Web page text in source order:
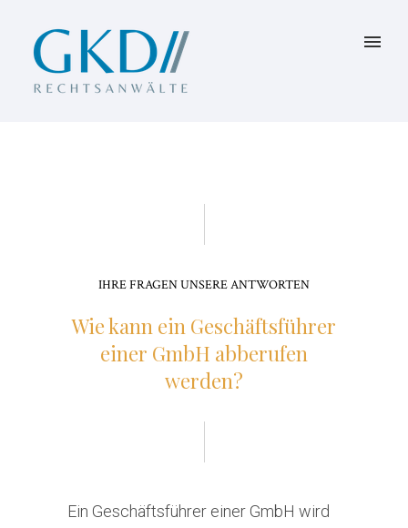
IHRE FRAGEN UNSERE ANTWORTEN
Wie kann ein Geschäftsführer
einer GmbH abberufen
werden?
Ein Geschäftsführer einer GmbH wird